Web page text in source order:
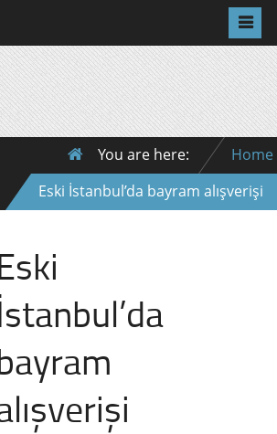
You are here:
Home
Eski İstanbul’da bayram alışverişi